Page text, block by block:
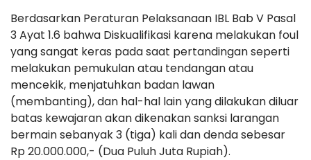
Berdasarkan Peraturan Pelaksanaan IBL Bab V Pasal
3 Ayat 1.6 bahwa Diskualifikasi karena melakukan foul
yang sangat keras pada saat pertandingan seperti
melakukan pemukulan atau tendangan atau
mencekik, menjatuhkan badan lawan
(membanting), dan hal-hal lain yang dilakukan diluar
batas kewajaran akan dikenakan sanksi larangan
bermain sebanyak 3 (tiga) kali dan denda sebesar
Rp 20.000.000,- (Dua Puluh Juta Rupiah).